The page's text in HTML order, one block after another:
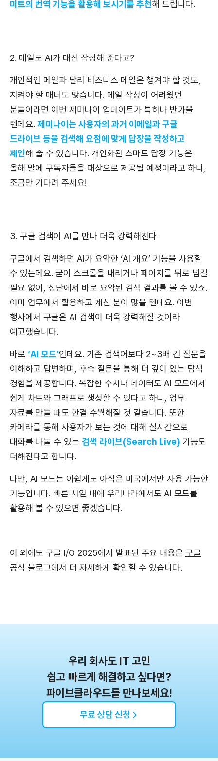
미트의 번역 기능을 활용해 보시기를 추천해 드립니다.
2. 메일도 AI가 대신 작성해 준다고?
개인적인 메일과 달리 비즈니스 메일은 챙겨야 할 것도,
지켜야 할 매너도 많습니다. 메일 작성이 어려웠던
분들이라면 이번 제미나이 업데이트가 특히나 반가울
텐데요. 제미나이는 사용자의 과거 이메일과 구글
드라이브 등을 검색해 요점에 맞게 답장을 작성하고
제안해 줄 수 있습니다. 개인화된 스마트 답장 기능은
올해 말에 구독자들을 대상으로 제공될 예정이라고 하니,
조금만 기다려 주세요!
3. 구글 검색이 AI를 만나 더욱 강력해진다
구글에서 검색하면 AI가 요약한 ‘AI 개요’ 기능을 사용할
수 있는데요. 굳이 스크롤을 내리거나 페이지를 뒤로 넘길
필요 없이, 상단에서 바로 요약된 검색 결과를 볼 수 있죠.
이미 업무에서 활용하고 계신 분이 많을 텐데요. 이번
행사에서 구글은 AI 검색이 더욱 강력해질 것이라
예고했습니다.
바로 ‘AI 모드’인데요. 기존 검색어보다 2~3배 긴 질문을
이해하고 답변하며, 후속 질문을 통해 더 깊이 있는 탐색
경험을 제공합니다. 복잡한 수치나 데이터도 AI 모드에서
쉽게 차트와 그래프로 생성할 수 있다고 하니, 업무
자료를 만들 때도 한결 수월해질 것 같습니다. 또한
카메라를 통해 사용자가 보는 것에 대해 실시간으로
대화를 나눌 수 있는 검색 라이브(Search Live) 기능도
더해진다고 합니다.
다만, AI 모드는 아쉽게도 아직은 미국에서만 사용 가능한
기능입니다. 빠른 시일 내에 우리나라에서도 AI 모드를
활용해 볼 수 있으면 좋겠습니다.
이 외에도 구글 I/O 2025에서 발표된 주요 내용은 구글
공식 블로그에서 더 자세하게 확인할 수 있습니다.
우리 회사도 IT 고민
쉽고 빠르게 해결하고 싶다면?
파이브클라우드를 만나보세요!
무료 상담 신청